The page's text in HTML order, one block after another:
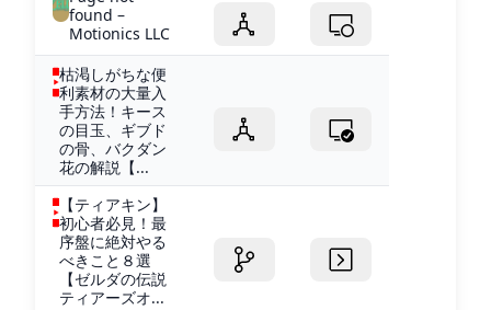
found –
Motionics LLC
枯渇しがちな便
利素材の大量入
手方法！キース
の目玉、ギブド
の骨、バクダン
花の解説【...
【ティアキン】
初心者必見！最
序盤に絶対やる
べきこと８選
【ゼルダの伝説
ティアーズオ...